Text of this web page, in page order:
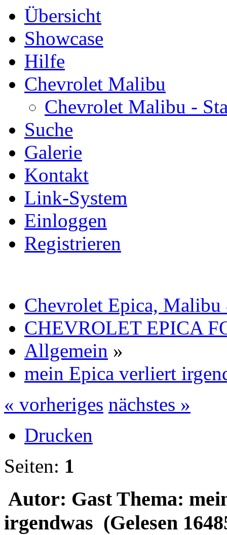
Übersicht
Showcase
Hilfe
Chevrolet Malibu
Chevrolet Malibu -
Suche
Galerie
Kontakt
Link-System
Einloggen
Registrieren
Chevrolet Epica,
CHEVROLET EPICA
Allgemein »
mein Epica verliert
« vorheriges nächstes »
Drucken
Seiten: 1
Autor: GastThema:
irgendwas (Gelesen